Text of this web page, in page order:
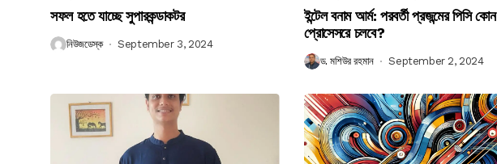
সফল হতে যাচ্ছে সুপারকন্ডাকটর
নিউজডেস্ক September 3, 2024
ইন্টেল বনাম আর্ম: পরবর্তী প্রজন্মের পিসি কোন
প্রোসেসরে চলবে?
ড. মশিউর রহমান September 2, 2024